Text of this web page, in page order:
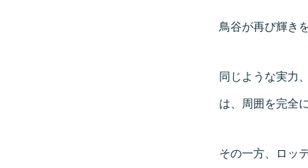
鳥谷が再び輝き
同じような実力
は、周囲を完全
その一方、ロッ